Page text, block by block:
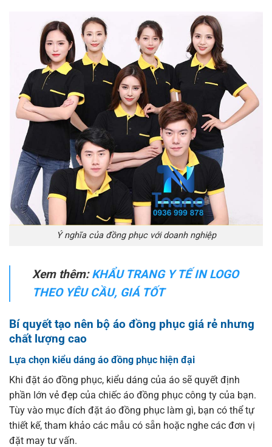
Ý nghĩa của đồng phục với doanh nghiệp
Xem thêm:KHẨU TRANG Y TẾ IN LOGO
THEO YÊU CẦU, GIÁ TỐT
Bí quyết tạo nên bộ áo đồng phục giá rẻ nhưng
chất lượng cao
Lựa chọn kiểu dáng áo đồng phục hiện đại
Khi đặt áo đồng phục, kiểu dáng của áo sẽ quyết định
phần lớn vẻ đẹp của chiếc áo đồng phục công ty của bạn.
Tùy vào mục đích đặt áo đồng phục làm gì, bạn có thể tự
thiết kế, tham khảo các mẫu có sẵn hoặc nghe các đơn vị
đặt may tư vấn.